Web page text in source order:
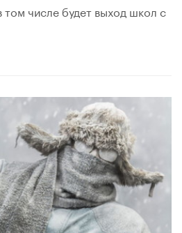
том числе будет выход школ с